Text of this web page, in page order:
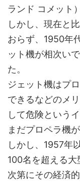
ランド コメット
しかし、現在と
おらず、1950年
ット機が相次い
た。
ジェット機はプ
できるなどのメ
して危険という
まだプロペラ機
しかし、1957年
100名を超える
次第にその経済